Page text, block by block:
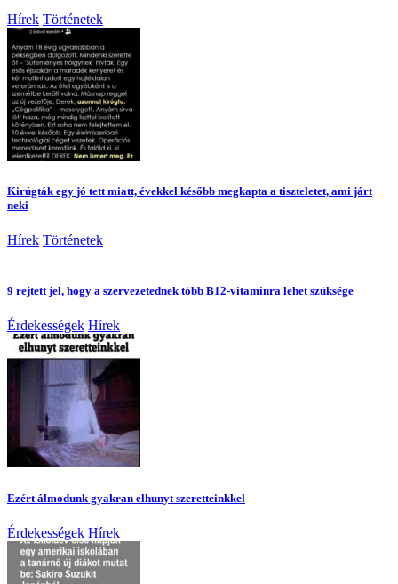
Hírek Történetek
Kirúgták egy jó tett miatt, évekkel később megkapta a tiszteletet, ami járt
neki
Hírek Történetek
9 rejtett jel, hogy a szervezetednek több B12-vitaminra lehet szüksége
Érdekességek Hírek
Ezért álmodunk gyakran elhunyt szeretteinkkel
Érdekességek Hírek